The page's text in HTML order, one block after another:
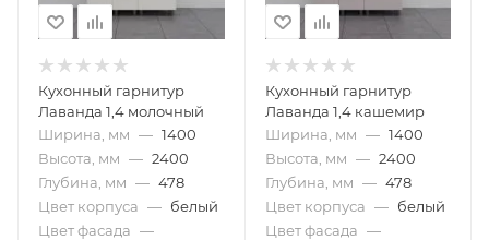
Кухонный гарнитур
Лаванда 1,4 молочный
Ширина, мм — 1400
Высота, мм — 2400
Глубина, мм — 478
Цвет корпуса — белый
Цвет фасада —
Кухонный гарнитур
Лаванда 1,4 кашемир
Ширина, мм — 1400
Высота, мм — 2400
Глубина, мм — 478
Цвет корпуса — белый
Цвет фасада —